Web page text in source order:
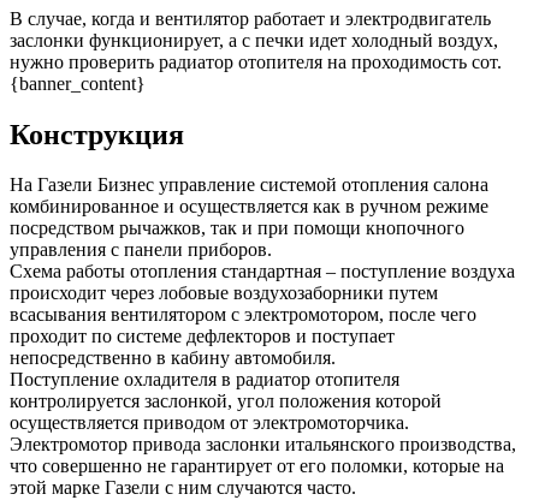
В случае, когда и вентилятор работает и электродвигатель
заслонки функционирует, а с печки идет холодный воздух,
нужно проверить радиатор отопителя на проходимость сот.
{banner_content}
Конструкция
На Газели Бизнес управление системой отопления салона
комбинированное и осуществляется как в ручном режиме
посредством рычажков, так и при помощи кнопочного
управления с панели приборов.
Схема работы отопления стандартная – поступление воздуха
происходит через лобовые воздухозаборники путем
всасывания вентилятором с электромотором, после чего
проходит по системе дефлекторов и поступает
непосредственно в кабину автомобиля.
Поступление охладителя в радиатор отопителя
контролируется заслонкой, угол положения которой
осуществляется приводом от электромоторчика.
Электромотор привода заслонки итальянского производства,
что совершенно не гарантирует от его поломки, которые на
этой марке Газели с ним случаются часто.